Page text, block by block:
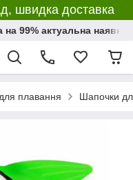
швидка доставка
99% актуальна
плавання Шапочки